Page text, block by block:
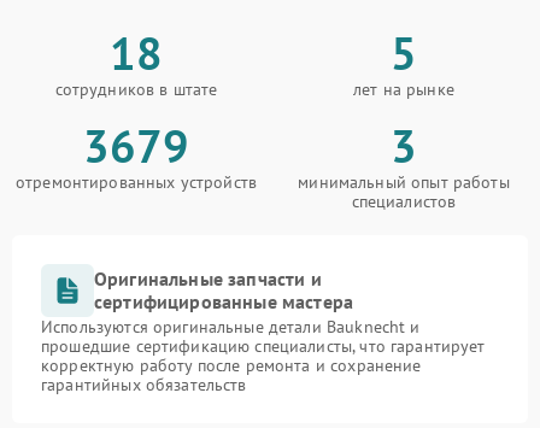
18
сотрудников в штате
5
лет на рынке
3679
отремонтированных устройств
3
минимальный опыт работы
специалистов
Оригинальные запчасти и
сертифицированные мастера
Используются оригинальные детали Bauknecht и
прошедшие сертификацию специалисты, что гарантирует
корректную работу после ремонта и сохранение
гарантийных обязательств